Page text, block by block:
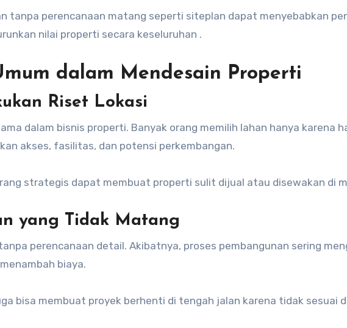
tanpa perencanaan matang seperti siteplan dapat menyebabkan
nilai properti secara keseluruhan .
dalam Mendesain Properti
Riset Lokasi
dalam bisnis properti. Banyak orang memilih lahan hanya karena
akses, fasilitas, dan potensi perkembangan.
strategis dapat membuat properti sulit dijual atau disewakan di
yang Tidak Matang
perencanaan detail. Akibatnya, proses pembangunan sering
biaya.
bisa membuat proyek berhenti di tengah jalan karena tidak sesuai